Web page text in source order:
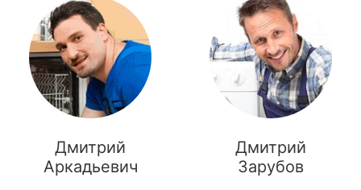
Дмитрий
Аркадьевич
Дмитрий
Зарубов